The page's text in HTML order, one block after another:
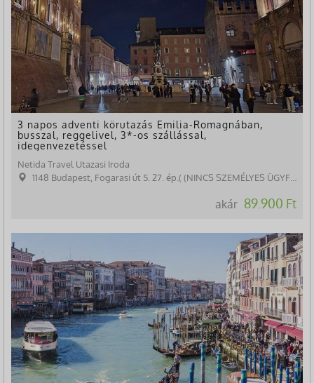
3 napos adventi körutazás Emilia-Romagnában,
busszal, reggelivel, 3*-os szállással,
idegenvezetéssel
Netida Travel Utazasi Iroda
1148 Budapest, Fogarasi út 5. 27. ép.( (NINCS SZEMÉLYES ÜGYFÉLFOGADÁS)
akár 89.900 Ft